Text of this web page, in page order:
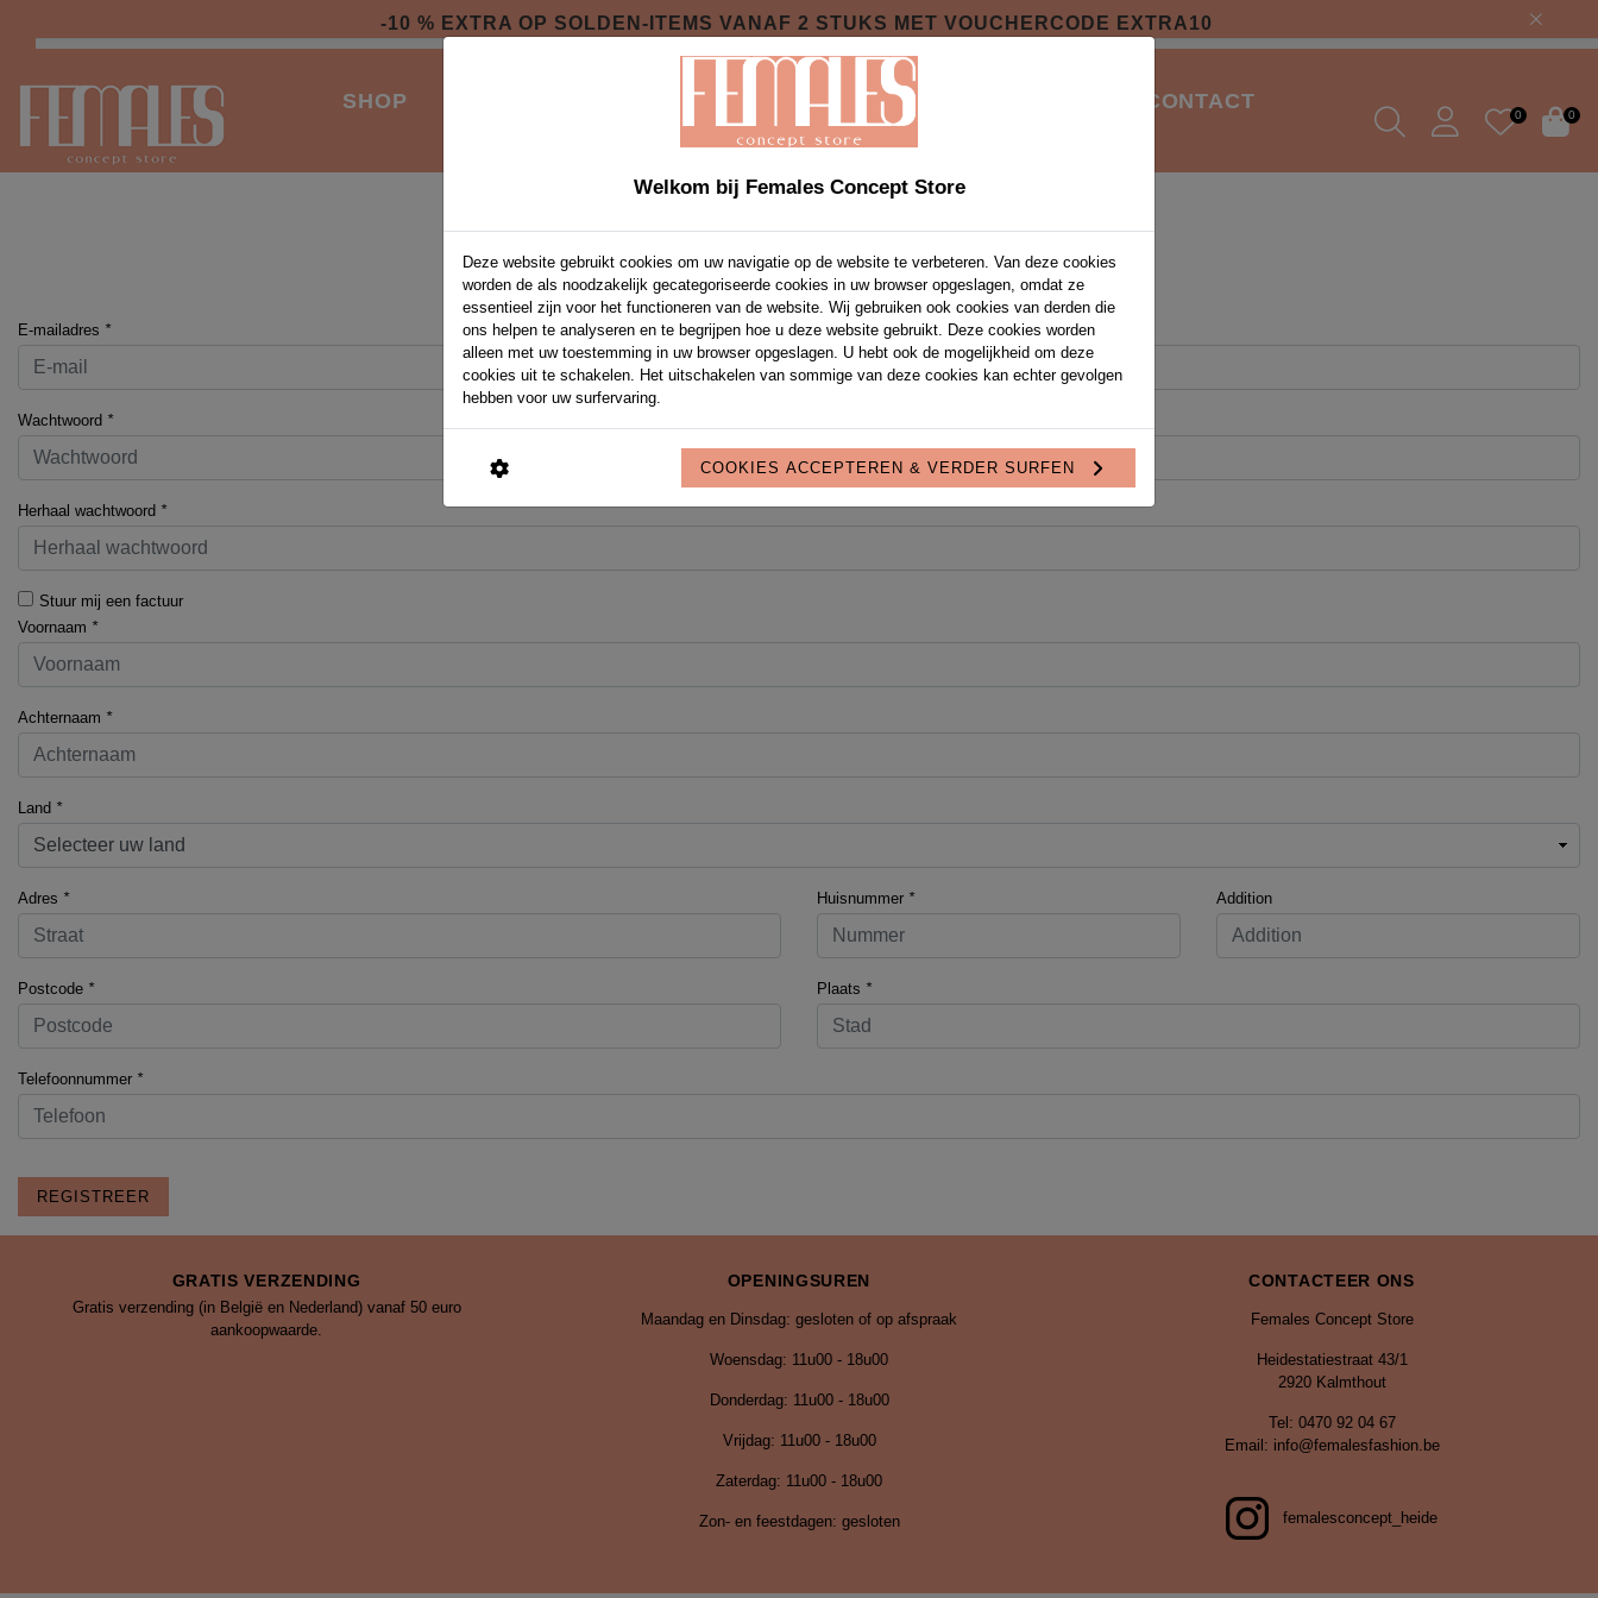
-10 % EXTRA OP SOLDEN-ITEMS VANAF 2 STUKS MET VOUCHERCODE EXTRA10
SHOP PRIVATE SHOPPING NIGHT
CONTACT
NIEUWE COLLECTIE NAJAAR 2026 ONLINE !
0 0
ACCOUNT AANMAKEN
E-mailadres *
Wachtwoord *
Herhaal wachtwoord *
Stuur mij een factuur
Voornaam *
Achternaam *
Land *
Adres * Huisnummer * Addition
Postcode * Plaats *
Telefoonnummer *
REGISTREER
GRATIS VERZENDING
Gratis verzending (in België en Nederland) vanaf 50 euro
aankoopwaarde.
OPENINGSUREN
Maandag en Dinsdag: gesloten of op afspraak
Woensdag: 11u00 - 18u00
Donderdag: 11u00 - 18u00
Vrijdag: 11u00 - 18u00
Zaterdag: 11u00 - 18u00
Zon- en feestdagen: gesloten
CONTACTEER ONS
Females Concept Store
Heidestatiestraat 43/1
2920 Kalmthout
Tel: 0470 92 04 67
Email: info@femalesfashion.be
femalesconcept_heide
Welkom bij Females Concept Store
Deze website gebruikt cookies om uw navigatie op de website te verbeteren. Van deze cookies
worden de als noodzakelijk gecategoriseerde cookies in uw browser opgeslagen, omdat ze
essentieel zijn voor het functioneren van de website. Wij gebruiken ook cookies van derden die
ons helpen te analyseren en te begrijpen hoe u deze website gebruikt. Deze cookies worden
alleen met uw toestemming in uw browser opgeslagen. U hebt ook de mogelijkheid om deze
cookies uit te schakelen. Het uitschakelen van sommige van deze cookies kan echter gevolgen
hebben voor uw surfervaring.
COOKIES ACCEPTEREN & VERDER SURFEN